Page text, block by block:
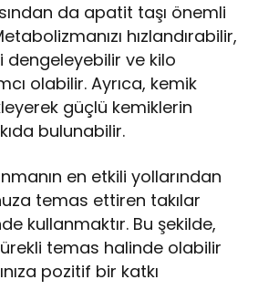
da apatit taşı önemli
hızlandırabilir,
ve kilo
olabilir. Ayrıca, kemik
güçlü kemiklerin
bulunabilir.
en etkili yollarından
temas ettiren takılar
kullanmaktır. Bu şekilde,
temas halinde olabilir
pozitif bir katkı